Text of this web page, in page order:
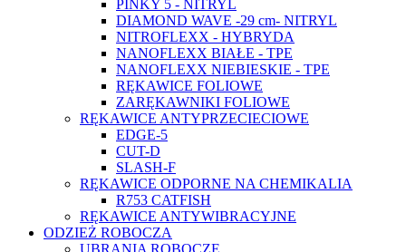
PINKY 5 - NITRYL
DIAMOND WAVE -29 cm- NITRYL
NITROFLEXX - HYBRYDA
NANOFLEXX BIAŁE - TPE
NANOFLEXX NIEBIESKIE - TPE
RĘKAWICE FOLIOWE
ZARĘKAWNIKI FOLIOWE
RĘKAWICE ANTYPRZECIECIOWE
EDGE-5
CUT-D
SLASH-F
RĘKAWICE ODPORNE NA CHEMIKALIA
R753 CATFISH
RĘKAWICE ANTYWIBRACYJNE
ODZIEŻ ROBOCZA
UBRANIA ROBOCZE